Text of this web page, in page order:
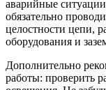
аварийные
обязательно
целостности цепи,
оборудования и
Дополнительно
работы: проверить